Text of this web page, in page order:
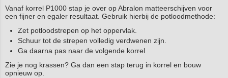
Vanaf korrel P1000 stap je over op Abralon matteerschijven voor
een fijner en egaler resultaat. Gebruik hierbij de potloodmethode:
Zet potloodstrepen op het oppervlak.
Schuur tot de strepen volledig verdwenen zijn.
Ga daarna pas naar de volgende korrel
Zie je nog krassen? Ga dan een stap terug in korrel en bouw
opnieuw op.